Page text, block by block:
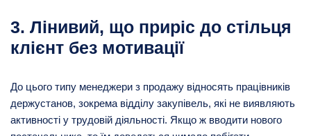
3. Лінивий, що приріс до стільця
клієнт без мотивації
До цього типу менеджери з продажу відносять працівників
держустанов, зокрема відділу закупівель, які не виявляють
активності у трудовій діяльності. Якщо ж вводити нового